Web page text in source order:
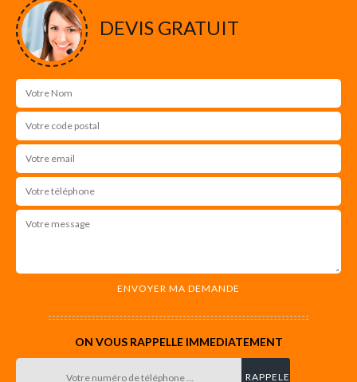
DEVIS GRATUIT
ON VOUS RAPPELLE IMMEDIATEMENT